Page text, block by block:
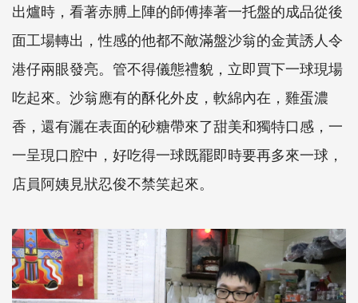
出爐時，看著赤膊上陣的師傅捧著一托盤的成品從後
面工場轉出，性感的他都不敵滿盤沙翁的金黃誘人令
港仔兩眼發亮。管不得儀態禮貌，立即買下一球現場
吃起來。沙翁應有的酥化外皮，軟綿內在，雞蛋濃
香，還有灑在表面的砂糖帶來了甜美和獨特口感，一
一呈現口腔中，好吃得一球既罷即時要再多來一球，
店員阿姨見狀忍俊不禁笑起來。